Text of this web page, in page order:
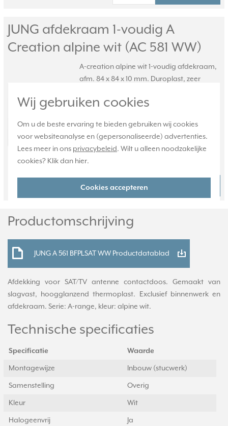
Wij gebruiken cookies
Om u de beste ervaring te bieden gebruiken wij cookies
voor websiteanalyse en (gepersonaliseerde) advertenties.
Lees meer in ons privacybeleid. Wilt u alleen noodzakelijke
cookies? Klik dan hier.
Cookies accepteren
JUNG afdekraam 1-voudig A
Creation alpine wit (AC 581 WW)
A-creation alpine wit 1-voudig afdekraam,
afm. 84 x 84 x 10 mm. Duroplast, zeer
Verwachte levertijd:
Voor maandag 21u besteld,
dinsdag in huis*
Huidige voorraad:
6,95 +
-
Productomschrijving
JUNG A 561 BFPLSAT WW Productdatablad
Afdekking voor SAT/TV antenne contactdoos. Gemaakt van
slagvast, hoogglanzend thermoplast. Exclusief binnenwerk en
afdekraam. Serie: A-range, kleur: alpine wit.
Technische specificaties
Specificatie Waarde
Montagewijze Inbouw (stucwerk)
Samenstelling Overig
Kleur Wit
Halogeenvrij Ja